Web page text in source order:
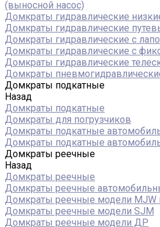
(выносной насос)
Домкраты гидравлические
Домкраты гидравлические
Домкраты гидравлические с
Домкраты гидравлические с
Домкраты гидравлические
Домкраты
Домкраты подкатные
Назад
Домкраты подкатные
Домкраты для погрузчиков
Домкраты подкатные
Домкраты подкатные
Домкраты реечные
Назад
Домкраты реечные
Домкраты реечные
Домкраты реечные модели MJW
Домкраты реечные модели SJM
Домкраты реечные модели ДР